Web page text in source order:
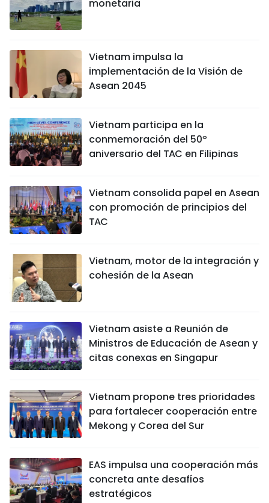
monetaria
Vietnam impulsa la
implementación de la Visión de
Asean 2045
Vietnam participa en la
conmemoración del 50º
aniversario del TAC en Filipinas
Vietnam consolida papel en Asean
con promoción de principios del
TAC
Vietnam, motor de la integración y
cohesión de la Asean
Vietnam asiste a Reunión de
Ministros de Educación de Asean y
citas conexas en Singapur
Vietnam propone tres prioridades
para fortalecer cooperación entre
Mekong y Corea del Sur
EAS impulsa una cooperación más
concreta ante desafíos
estratégicos